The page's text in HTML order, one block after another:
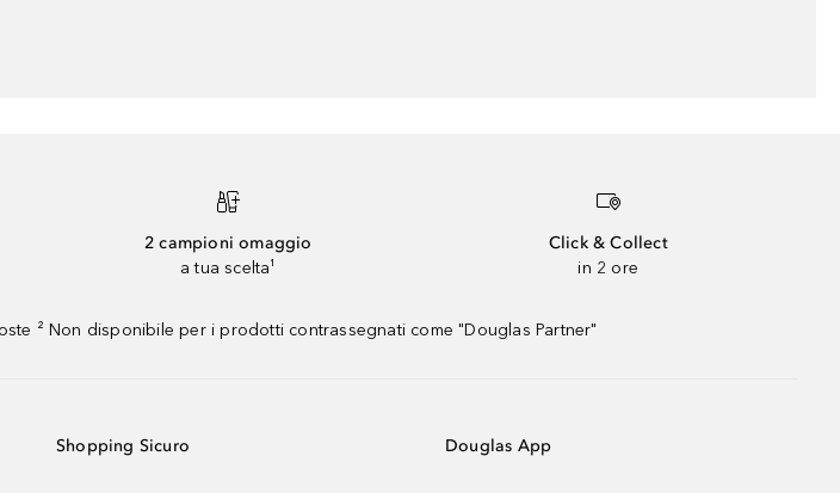
2 campioni omaggio
a tua scelta¹
Click & Collect
in 2 ore
² Non disponibile per i prodotti contrassegnati come "Douglas Partner"
Shopping Sicuro Douglas App